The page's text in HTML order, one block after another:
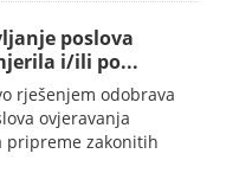
poslova
i/ili po...
rješenjem odobrava
ovjeravanja
pripreme zakonitih